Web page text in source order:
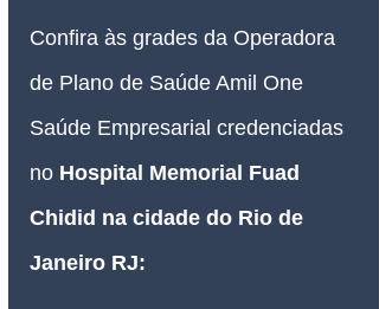
Confira às grades da Operadora
de Plano de Saúde Amil One
Saúde Empresarial credenciadas
no Hospital Memorial Fuad
Chidid na cidade do Rio de
Janeiro RJ: